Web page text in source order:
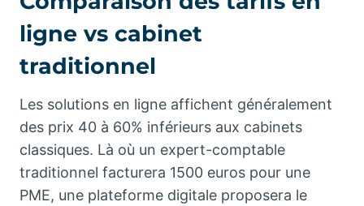
ligne vs cabinet
traditionnel
Les solutions en ligne affichent généralement
des prix 40 à 60% inférieurs aux cabinets
classiques. Là où un expert-comptable
traditionnel facturera 1500 euros pour une
PME, une plateforme digitale proposera le